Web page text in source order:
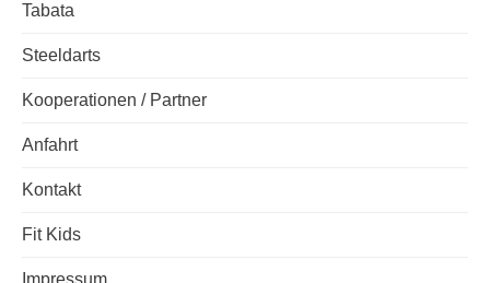
Tabata
Steeldarts
Kooperationen / Partner
Anfahrt
Kontakt
Fit Kids
Impressum